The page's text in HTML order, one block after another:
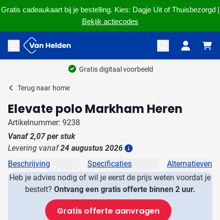
Gratis cadeaukaart bij je bestelling. Kies: Dagje Uit of Thuisbezorgd |
Bekijk actiecodes
Ga naar de inhoud
Menu openen
Gratis digitaal voorbeeld
Terug naar home
Elevate polo Markham Heren
Artikelnummer: 9238
Vanaf2,07per stuk
Levering vanaf24 augustus 2026
Beschrijving Specificaties
Alternatieven
Heb je advies nodig of wil je eerst de prijs weten voordat je
bestelt? Ontvang een gratis offerte binnen 2 uur.
Gratis offerte aanvragen